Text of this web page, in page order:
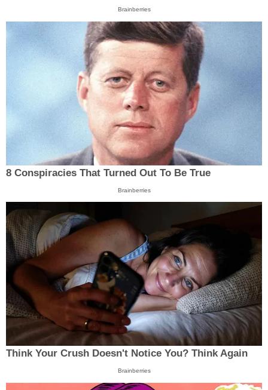
Brainberries
8 Conspiracies That Turned Out To Be True
Brainberries
Think Your Crush Doesn't Notice You? Think Again
Brainberries